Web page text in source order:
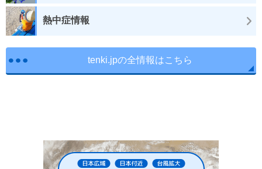
熱中症情報
tenki.jpの全情報はこちら